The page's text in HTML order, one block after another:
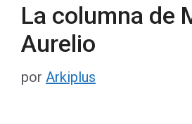
La columna de
Aurelio
por Arkiplus